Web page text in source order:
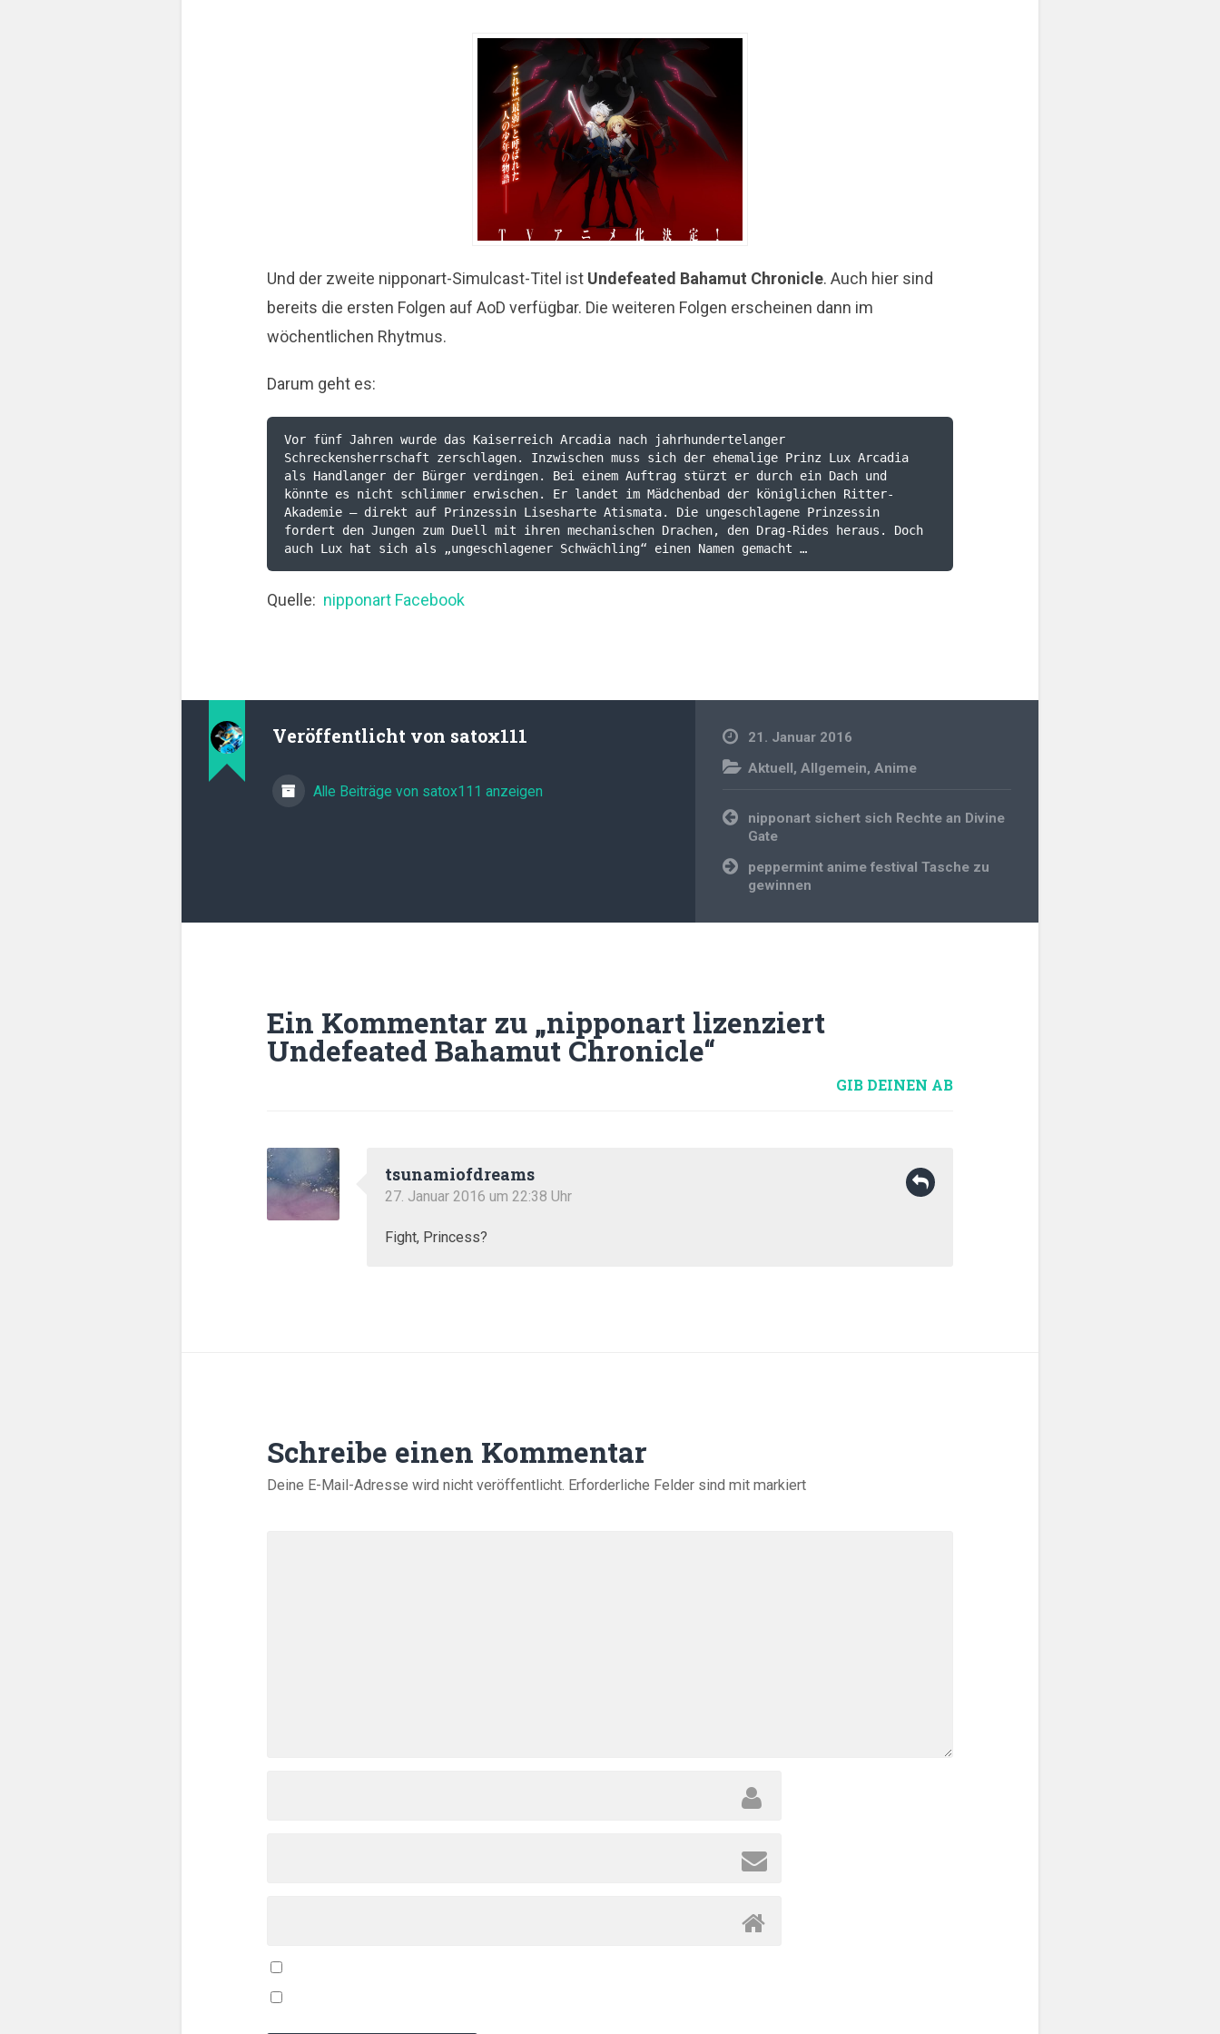
Und der zweite nipponart-Simulcast-Titel ist Undefeated Bahamut Chronicle. Auch hier sind
bereits die ersten Folgen auf AoD verfügbar. Die weiteren Folgen erscheinen dann im
wöchentlichen Rhytmus.
Darum geht es:
Vor fünf Jahren wurde das Kaiserreich Arcadia nach jahrhundertelanger
Schreckensherrschaft zerschlagen. Inzwischen muss sich der ehemalige Prinz Lux Arcadia
als Handlanger der Bürger verdingen. Bei einem Auftrag stürzt er durch ein Dach und
könnte es nicht schlimmer erwischen. Er landet im Mädchenbad der königlichen Ritter-
Akademie – direkt auf Prinzessin Lisesharte Atismata. Die ungeschlagene Prinzessin
fordert den Jungen zum Duell mit ihren mechanischen Drachen, den Drag-Rides heraus. Doch
auch Lux hat sich als „ungeschlagener Schwächling“ einen Namen gemacht …
Quelle: nipponart Facebook
Veröffentlicht von satox111
Alle Beiträge von satox111 anzeigen
21. Januar 2016
Aktuell,Allgemein,Anime
Beitragsnavigation
nipponart sichert sich Rechte an Divine
Gate
peppermint anime festival Tasche zu
gewinnen
Ein Kommentar zu „nipponart lizenziert
Undefeated Bahamut Chronicle“
GIB DEINEN AB
tsunamiofdreams
27. Januar 2016 um 22:38 Uhr
Fight, Princess?
Schreibe einen Kommentar
Deine E-Mail-Adresse wird nicht veröffentlicht. Erforderliche Felder sind mitmarkiert